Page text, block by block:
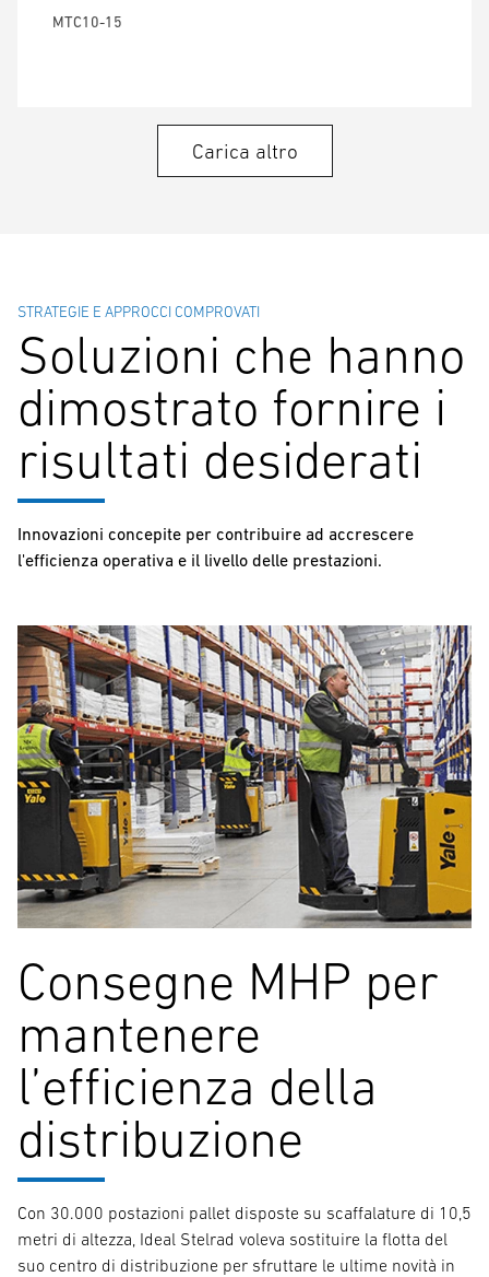
MTC10-15
Carica altro
STRATEGIE E APPROCCI COMPROVATI
Soluzioni che hanno
dimostrato fornire i
risultati desiderati
Innovazioni concepite per contribuire ad accrescere
l'efficienza operativa e il livello delle prestazioni.
Consegne MHP per
mantenere
l’efficienza della
distribuzione
Con 30.000 postazioni pallet disposte su scaffalature di 10,5
metri di altezza, Ideal Stelrad voleva sostituire la flotta del
suo centro di distribuzione per sfruttare le ultime novità in